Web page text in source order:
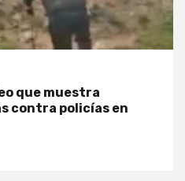
que muestra
contra policías en